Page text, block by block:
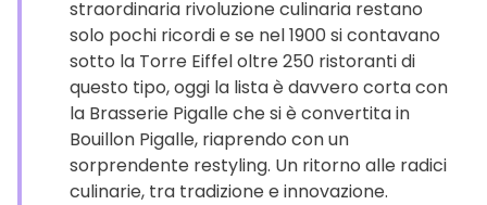
straordinaria rivoluzione culinaria restano
solo pochi ricordi e se nel 1900 si contavano
sotto la Torre Eiffel oltre 250 ristoranti di
questo tipo, oggi la lista è davvero corta con
la Brasserie Pigalle che si è convertita in
Bouillon Pigalle, riaprendo con un
sorprendente restyling. Un ritorno alle radici
culinarie, tra tradizione e innovazione.